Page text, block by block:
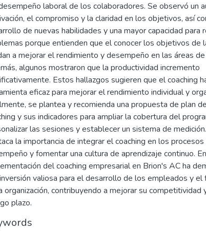
laboral de los colaboradores. Se observó un
el compromiso y la claridad en los objetivos, así
de nuevas habilidades y una mayor capacidad para
porque entienden que el conocer los objetivos de
a mejorar el rendimiento y desempeño en las áreas
algunos mostraron que la productividad incremento
Estos hallazgos sugieren que el coaching
eficaz para mejorar el rendimiento individual y
se plantea y recomienda una propuesta de plan
y sus indicadores para ampliar la cobertura del
las sesiones y establecer un sistema de
la importancia de integrar el coaching en los
y fomentar una cultura de aprendizaje continuo.
del coaching empresarial en Brion's AC ha
valiosa para el desarrollo de los empleados y
organización, contribuyendo a mejorar su competitividad
plazo.